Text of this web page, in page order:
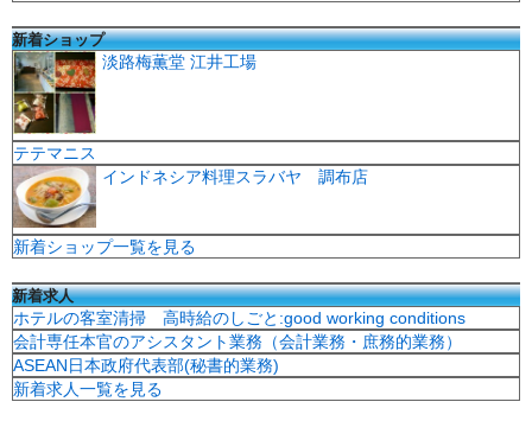
新着ショップ
淡路梅薫堂 江井工場
テテマニス
インドネシア料理スラバヤ 調布店
新着ショップ一覧を見る
新着求人
ホテルの客室清掃 高時給のしごと:good working conditions
会計専任本官のアシスタント業務（会計業務・庶務的業務）
ASEAN日本政府代表部(秘書的業務)
新着求人一覧を見る